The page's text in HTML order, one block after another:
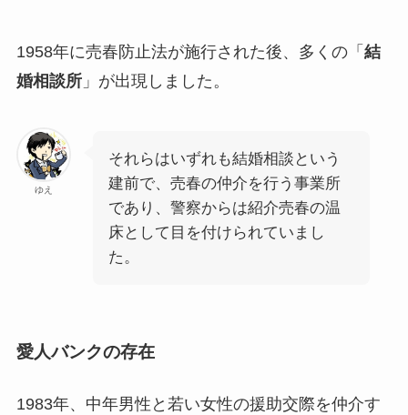
1958年に売春防止法が施行された後、多くの「 結
婚相談所」が出現しました。
ゆえ
それらはいずれも結婚相談という
建前で、売春の仲介を行う事業所
であり、警察からは紹介売春の温
床として目を付けられていまし
た。
愛人バンクの存在
1983年、中年男性と若い女性の援助交際を仲介す